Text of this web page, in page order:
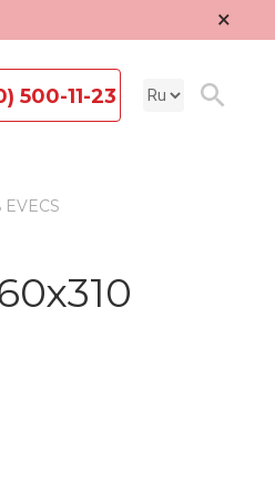
×
500-11-23